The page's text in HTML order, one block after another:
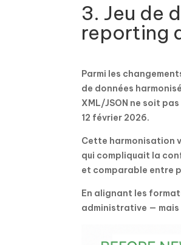
3. Jeu de
reporting
Parmi les
de données
XML/JSON ne soit
12 février 2026.
Cette harmonisation
qui compliquait la
et comparable entre
En alignant les
administrative — mais